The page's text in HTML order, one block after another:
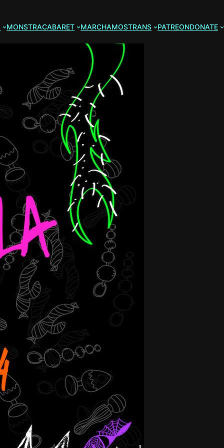
MONSTRACABARET MARCHAMOSTRANS PATREONDONATE